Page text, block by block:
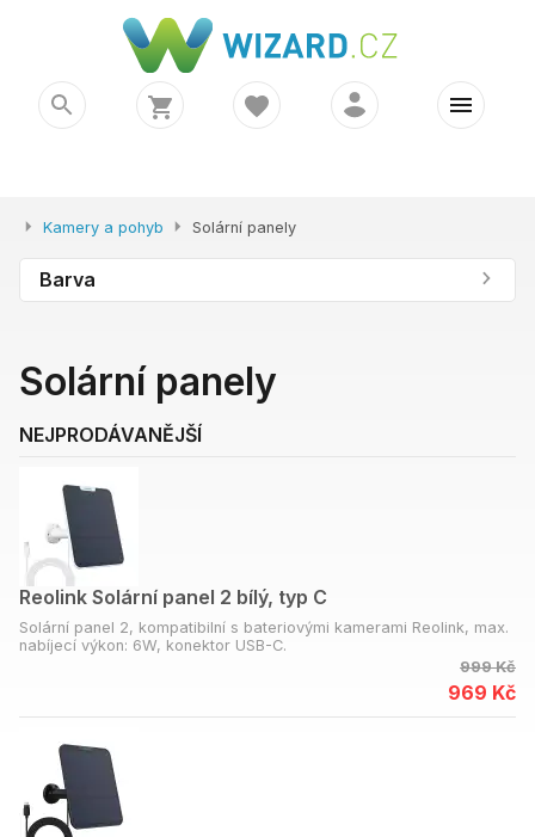
Kamery a pohyb Solární panely
Barva
Solární panely
NEJPRODÁVANĚJŠÍ
Reolink Solární panel 2 bílý, typ C
Solární panel 2, kompatibilní s bateriovými kamerami Reolink, max.
nabíjecí výkon: 6W, konektor USB-C.
999 Kč
969 Kč